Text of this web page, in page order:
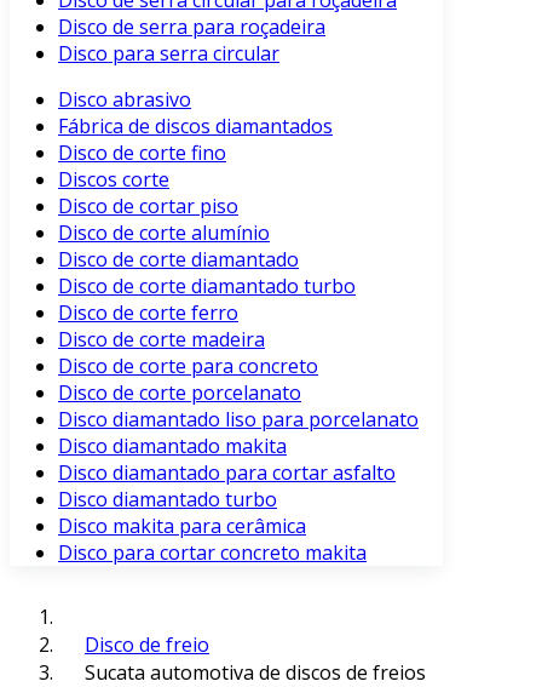
Disco de serra para roçadeira
Disco para serra circular
Disco abrasivo
Fábrica de discos diamantados
Disco de corte fino
Discos corte
Disco de cortar piso
Disco de corte alumínio
Disco de corte diamantado
Disco de corte diamantado turbo
Disco de corte ferro
Disco de corte madeira
Disco de corte para concreto
Disco de corte porcelanato
Disco diamantado liso para porcelanato
Disco diamantado makita
Disco diamantado para cortar asfalto
Disco diamantado turbo
Disco makita para cerâmica
Disco para cortar concreto makita
Disco de freio
Sucata automotiva de discos de freios